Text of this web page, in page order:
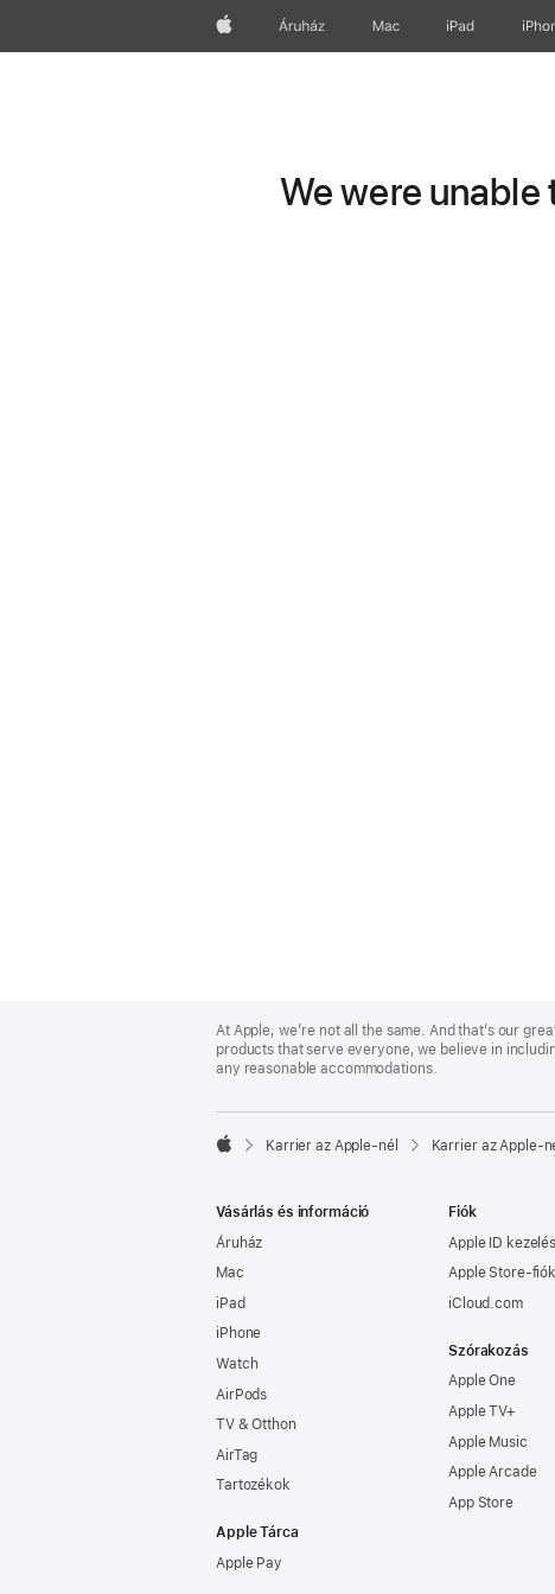
AppleÁruház Mac iPad
We were unable
Footer
At Apple, we’re not all the same. And that’s our
products that serve everyone, we believe in
any reasonable accommodations.

Karrier az Apple‑nél Karrier az
Vásárlás és információ
Áruház
Mac
iPad
iPhone
Watch
AirPods
TV & Otthon
AirTag
Tartozékok
Apple Tárca
Apple Pay
Fiók
Apple ID
Apple Store-fiók
iCloud.com
Szórakozás
Apple One
Apple TV+
Apple Music
Apple Arcade
App Store